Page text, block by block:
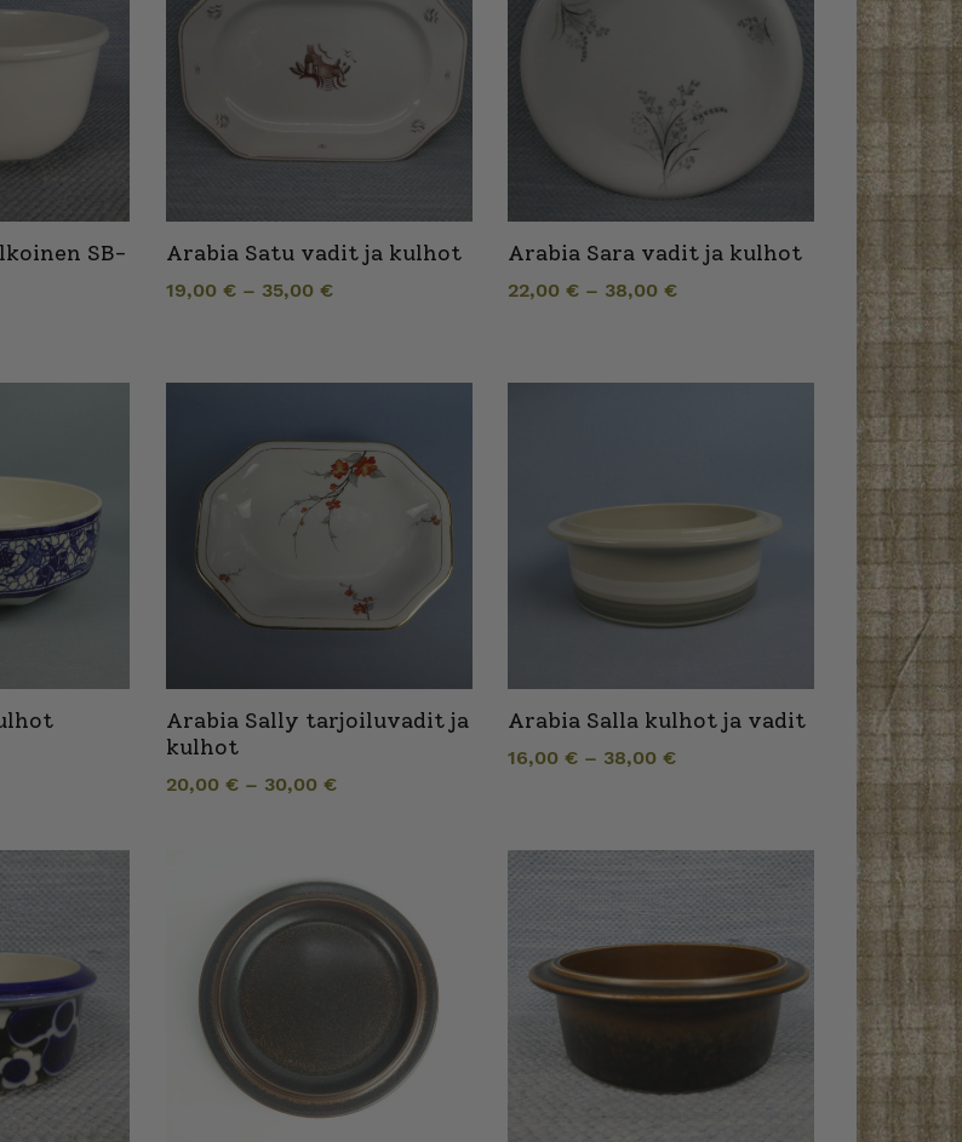
SB-
Arabia Satu vadit ja kulhot
19,00 €– 35,00 €
Arabia Sara vadit ja kulhot
22,00 €– 38,00 €
Arabia Sally tarjoiluvadit ja
kulhot
20,00 €– 30,00 €
Arabia Salla kulhot ja vadit
16,00 €– 38,00 €